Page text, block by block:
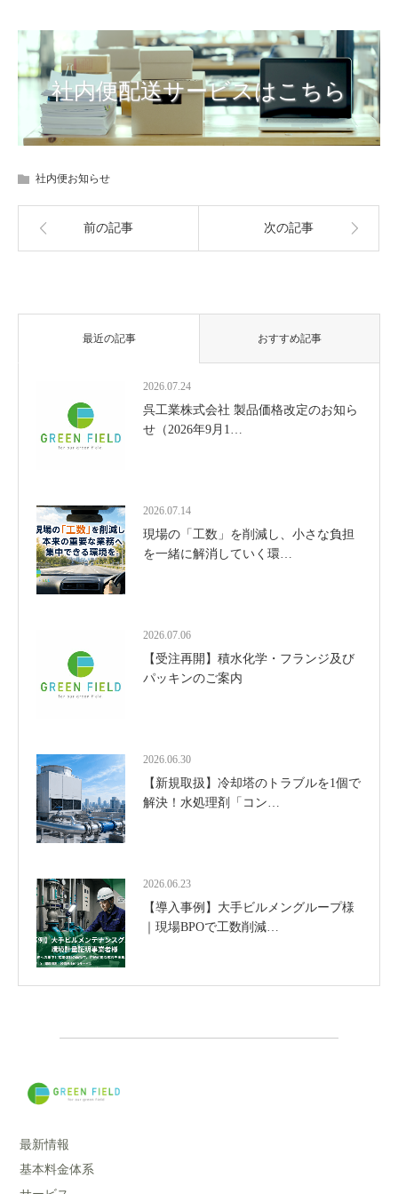
社内便配送サービスはこちら
社内便お知らせ
前の記事 次の記事
最近の記事 おすすめ記事
2026.07.24
呉工業株式会社 製品価格改定のお知ら
せ（2026年9月1…
2026.07.14
現場の「工数」を削減し、小さな負担
を一緒に解消していく環…
2026.07.06
【受注再開】積水化学・フランジ及び
パッキンのご案内
2026.06.30
【新規取扱】冷却塔のトラブルを1個で
解決！水処理剤「コン…
2026.06.23
【導入事例】大手ビルメングループ様
｜現場BPOで工数削減…
最新情報
基本料金体系